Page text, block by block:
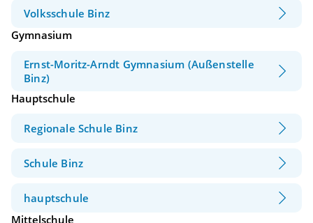
Volksschule Binz
Gymnasium
Ernst-Moritz-Arndt Gymnasium (Außenstelle
Binz)
Hauptschule
Regionale Schule Binz
Schule Binz
hauptschule
Mittelschule